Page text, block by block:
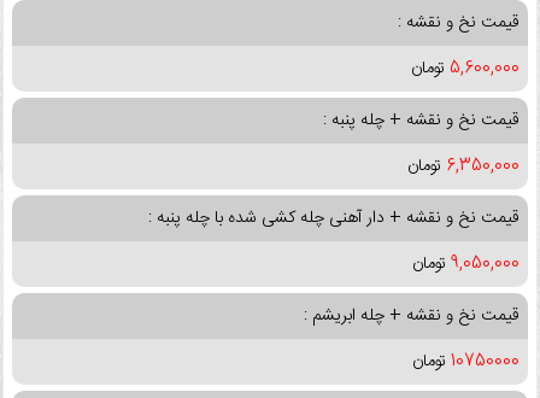
قیمت نخ و نقشه :
5,600,000 تومان
قیمت نخ و نقشه + چله پنبه :
6,350,000 تومان
قیمت نخ و نقشه + دار آهنی چله کشی شده با چله پنبه :
9,050,000 تومان
قیمت نخ و نقشه + چله ابریشم :
10750000 تومان